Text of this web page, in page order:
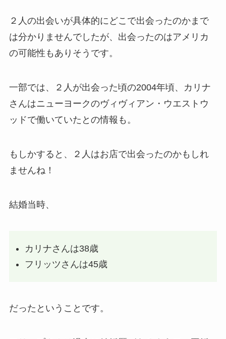
２人の出会いが具体的にどこで出会ったのかまで
は分かりませんでしたが、出会ったのはアメリカ
の可能性もありそうです。
一部では、２人が出会った頃の2004年頃、カリナ
さんはニューヨークのヴィヴィアン・ウエストウ
ッドで働いていたとの情報も。
もしかすると、２人はお店で出会ったのかもしれ
ませんね！
結婚当時、
カリナさんは38歳
フリッツさんは45歳
だったということです。